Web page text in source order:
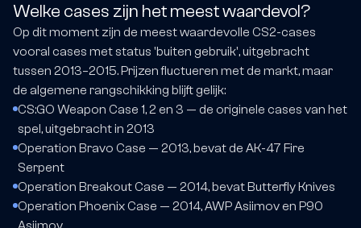
Welke cases zijn het meest waardevol?
Op dit moment zijn de meest waardevolle CS2-cases
vooral cases met status 'buiten gebruik', uitgebracht
tussen 2013–2015. Prijzen fluctueren met de markt, maar
de algemene rangschikking blijft gelijk:
CS:GO Weapon Case 1, 2 en 3 — de originele cases van het
spel, uitgebracht in 2013
Operation Bravo Case — 2013, bevat de AK-47 Fire
Serpent
Operation Breakout Case — 2014, bevat Butterfly Knives
Operation Phoenix Case — 2014, AWP Asiimov en P90